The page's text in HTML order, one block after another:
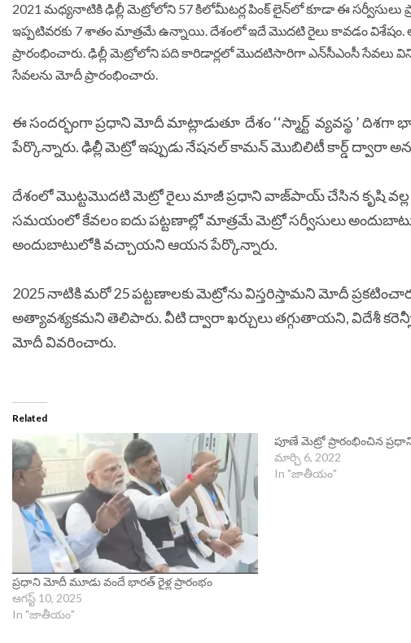
2021 మధ్యనాటికి ఢిల్లీ మెట్రోలోని 57 కిలోమీటర్ల పింక్‌ లైన్‌లో కూడా ఈ సర్వీసులు
ఇప్పటివరకు 7 శాతం మాత్రమే ఉన్నాయి. దేశంలో ఇదే మొదటి రైలు కావడం విశేషం.
ప్రారంభించారు. ఢిల్లీ మెట్రోలోని పది కారిడార్లలో మొదటిసారిగా ఎన్‌సీఎంసీ
సేవలను మోదీ ప్రారంభించారు.
ఈ సందర్భంగా ప్రధాని మోదీ మాట్లాడుతూ దేశం ‘‘స్మార్ట్ వ్యవస్థ ’
పేర్కొన్నారు. ఢిల్లీ మెట్రో ఇప్పుడు నేషనల్ కామన్ మొబిలిటీ కార్డ్ ద్వారా
దేశంలో మొట్టమొదటి మెట్రో రైలు మాజీ ప్రధాని వాజ్‌పాయ్ చేసిన కృషి వల్ల
సమయంలో కేవలం ఐదు పట్టణాల్లో మాత్రమే మెట్రో సర్వీసులు
అందుబాటులోకి వచ్చాయని ఆయన పేర్కొన్నారు.
2025 నాటికి మరో 25 పట్టణాలకు మెట్రోను విస్తరిస్తామని మోదీ
అత్యావశ్యకమని తెలిపారు. వీటి ద్వారా ఖర్చులు తగ్గుతాయని, విదేశీ
మోదీ వివరించారు.
Related
ప్రధాని మోదీ మూడు వందే భారత్‌ రైళ్ల ప్రారంభం
ఆగస్ట్ 10, 2025
In "జాతీయం"
పూణే మెట్రో ప్రారంభించిన
మార్చి 6, 2022
In "జాతీయం"